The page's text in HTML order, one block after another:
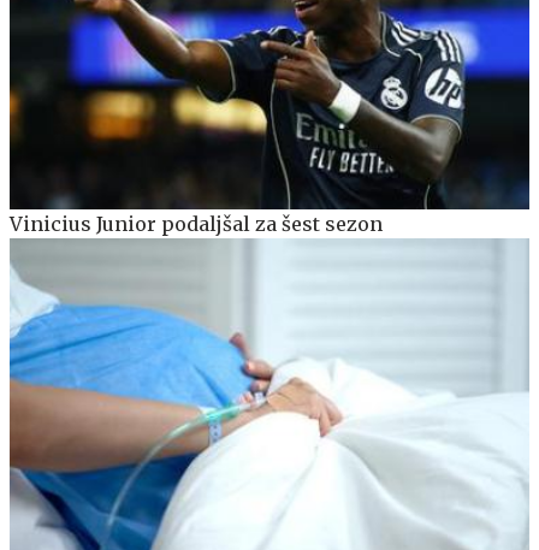
Vinicius Junior podaljšal za šest sezon